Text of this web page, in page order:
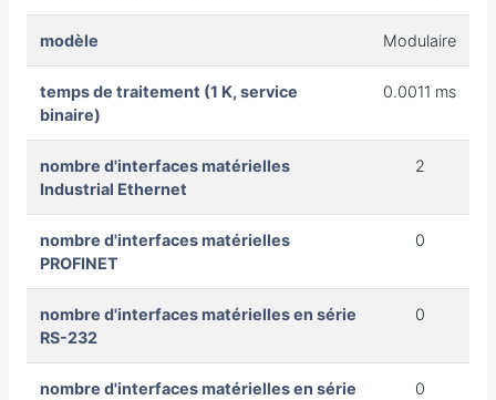
modèle Modulaire
temps de traitement (1 K, service
binaire)
0.0011 ms
nombre d'interfaces matérielles
Industrial Ethernet
2
nombre d'interfaces matérielles
PROFINET
0
nombre d'interfaces matérielles en série
RS-232
0
nombre d'interfaces matérielles en série
0